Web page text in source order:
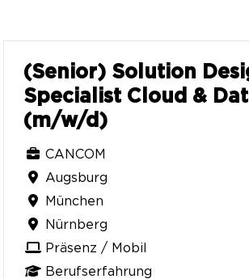
(Senior) Solution
Specialist Cloud &
(m/w/d)
CANCOM
Augsburg
München
Nürnberg
Präsenz / Mobil
Berufserfahrung